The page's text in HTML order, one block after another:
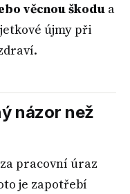
věcnou škodu a
újmy při
názor než
pracovní úraz
je zapotřebí